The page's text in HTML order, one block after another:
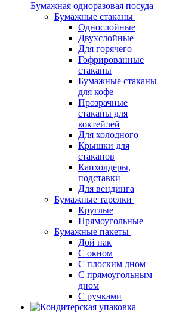
Бумажная одноразовая посуда
Бумажные стаканы
Однослойные
Двухслойные
Для горячего
Гофрированные
стаканы
Бумажные стаканы
для кофе
Прозрачные
стаканы для
коктейлей
Для холодного
Крышки для
стаканов
Капхолдеры,
подставки
Для вендинга
Бумажные тарелки
Круглые
Прямоугольные
Бумажные пакеты
Дой пак
С окном
С плоским дном
С прямоугольным
дном
С ручками